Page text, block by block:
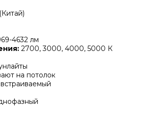
4632 лм
2700, 3000, 4000, 5000 К
на потолок
встраиваемый